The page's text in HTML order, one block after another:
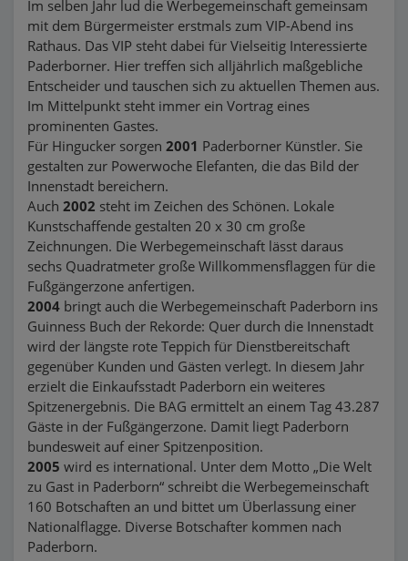
Im selben Jahr lud die Werbegemeinschaft gemeinsam
mit dem Bürgermeister erstmals zum VIP-Abend ins
Rathaus. Das VIP steht dabei für Vielseitig Interessierte
Paderborner. Hier treffen sich alljährlich maßgebliche
Entscheider und tauschen sich zu aktuellen Themen aus.
Im Mittelpunkt steht immer ein Vortrag eines
prominenten Gastes.
Für Hingucker sorgen 2001 Paderborner Künstler. Sie
gestalten zur Powerwoche Elefanten, die das Bild der
Innenstadt bereichern.
Auch 2002 steht im Zeichen des Schönen. Lokale
Kunstschaffende gestalten 20 x 30 cm große
Zeichnungen. Die Werbegemeinschaft lässt daraus
sechs Quadratmeter große Willkommensflaggen für die
Fußgängerzone anfertigen.
2004 bringt auch die Werbegemeinschaft Paderborn ins
Guinness Buch der Rekorde: Quer durch die Innenstadt
wird der längste rote Teppich für Dienstbereitschaft
gegenüber Kunden und Gästen verlegt. In diesem Jahr
erzielt die Einkaufsstadt Paderborn ein weiteres
Spitzenergebnis. Die BAG ermittelt an einem Tag 43.287
Gäste in der Fußgängerzone. Damit liegt Paderborn
bundesweit auf einer Spitzenposition.
2005 wird es international. Unter dem Motto „Die Welt
zu Gast in Paderborn“ schreibt die Werbegemeinschaft
160 Botschaften an und bittet um Überlassung einer
Nationalflagge. Diverse Botschafter kommen nach
Paderborn.